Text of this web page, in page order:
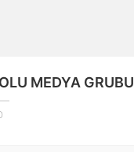
MEDYA GRUBU